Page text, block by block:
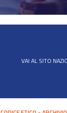
VAI AL SITO